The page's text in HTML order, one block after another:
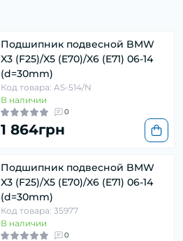
Подшипник подвесной BMW
X3 (F25)/X5 (E70)/X6 (E71) 06-14
(d=30mm)
Код товара: AS-514/N
В наличии
0
1 864грн
Подшипник подвесной BMW
X3 (F25)/X5 (E70)/X6 (E71) 06-14
(d=30mm)
Код товара: 35977
В наличии
0